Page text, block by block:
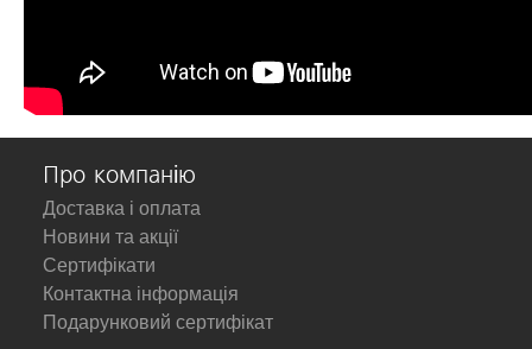
Про компанію
Доставка і оплата
Новини та акції
Сертифікати
Контактна інформація
Подарунковий сертифікат